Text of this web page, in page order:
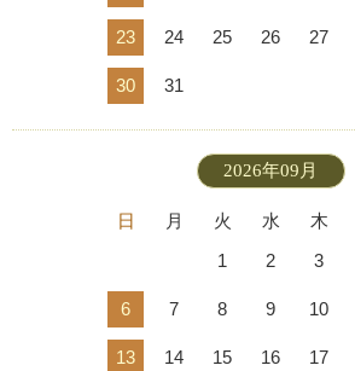
23 24 25 26 27
30 31
2026年09月
日 月 火 水 木
1
2 3
6 7 8 9 10
13 14 15 16 17